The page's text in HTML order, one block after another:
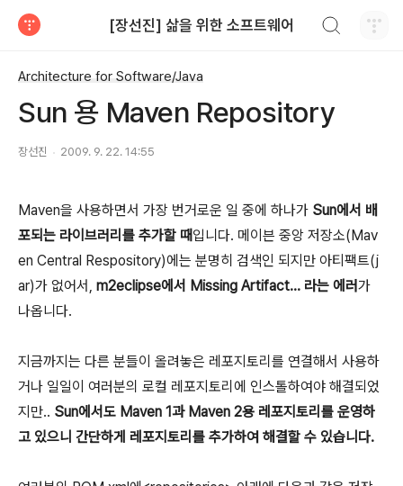
[장선진] 삶을 위한 소프트웨어
Architecture for Software/Java
Sun 용 Maven Repository
장선진 2009. 9. 22. 14:55
Maven을 사용하면서 가장 번거로운 일 중에 하나가 Sun에서 배
포되는 라이브러리를 추가할 때입니다. 메이븐 중앙 저장소(Mav
en Central Respository)에는 분명히 검색인 되지만 아티팩트(j
ar)가 없어서, m2eclipse에서 Missing Artifact... 라는 에러가
나옵니다.
지금까지는 다른 분들이 올려놓은 레포지토리를 연결해서 사용하
거나 일일이 여러분의 로컬 레포지토리에 인스톨하여야 해결되었
지만.. Sun에서도 Maven 1과 Maven 2용 레포지토리를 운영하
고 있으니 간단하게 레포지토리를 추가하여 해결할 수 있습니다.